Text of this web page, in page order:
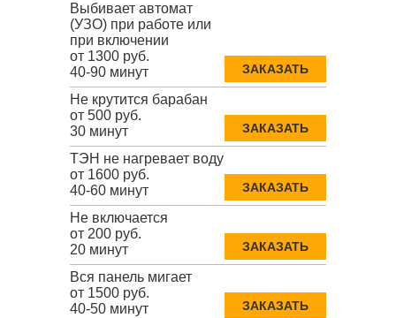
Выбивает автомат
(УЗО) при работе или
при включении
от 1300 руб.
40-90 минут
ЗАКАЗАТЬ
Не крутится барабан
от 500 руб.
30 минут
ЗАКАЗАТЬ
ТЭН не нагревает воду
от 1600 руб.
40-60 минут
ЗАКАЗАТЬ
Не включается
от 200 руб.
20 минут
ЗАКАЗАТЬ
Вся панель мигает
от 1500 руб.
40-50 минут
ЗАКАЗАТЬ